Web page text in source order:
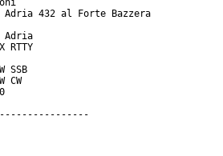
432 al Forte Bazzera
SSB